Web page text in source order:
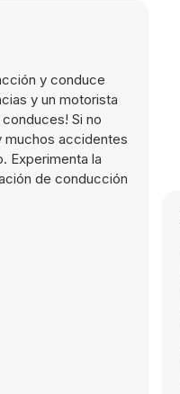
y conduce
y un motorista
Si no
muchos accidentes
Experimenta la
de conducción